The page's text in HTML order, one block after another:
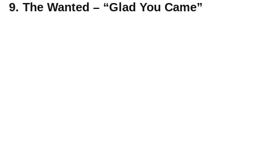
9. The Wanted – “Glad You Came”